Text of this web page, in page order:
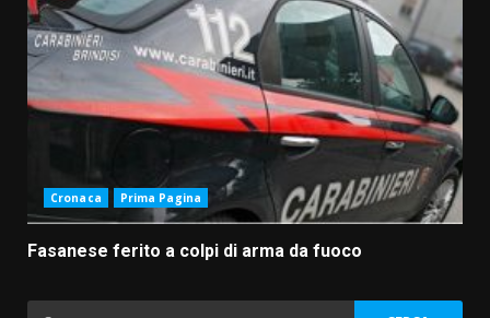
Cronaca Prima Pagina
Fasanese ferito a colpi di arma da fuoco
Ricerca